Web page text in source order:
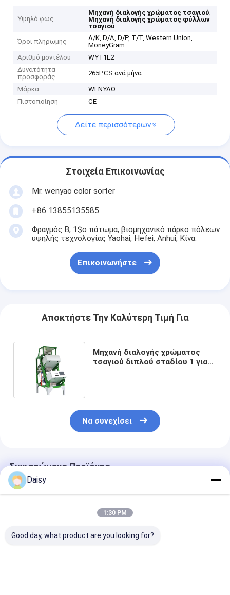
Υψηλό φως
Μηχανή διαλογής χρώματος τσαγιού,
Μηχανή διαλογής χρώματος φύλλων
τσαγιού
Όροι πληρωμής
Λ/Κ, D/A, D/P, T/T, Western Union,
MoneyGram
Αριθμό μοντέλου
WYT1L2
Δυνατότητα
προσφοράς
265PCS ανά μήνα
Μάρκα
WENYAO
Πιστοποίηση
CE
Δείτε περισσότερων
Στοιχεία Επικοινωνίας
Mr. wenyao color sorter
+86 13855135585
Φραγμός Β, 1$ο πάτωμα, βιομηχανικό πάρκο πόλεων
υψηλής τεχνολογίας Yaohai, Hefei, Anhui, Κίνα.
Επικοινωνήστε
Αποκτήστε Την Καλύτερη Τιμή Για
Μηχανή διαλογής χρώματος
τσαγιού διπλού σταδίου 1 για
Να συνεχίσει
Συνιστώμενα Προϊόντα
Daisy
1:30 PM
Good day, what product are you looking for?